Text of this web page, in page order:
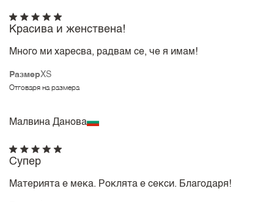
РазмерXS
Отговаря на размера
Красива и женствена!
Много ми харесва, радвам се, че я имам!
Малвина Данова
Супер
Материята е мека. Роклята е секси. Благодаря!